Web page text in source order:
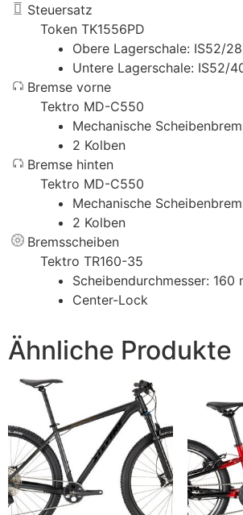
Steuersatz
Token TK1556PD
Obere Lagerschale: IS52/
Untere Lagerschale: IS52/
Bremse vorne
Tektro MD-C550
Mechanische
2 Kolben
Bremse hinten
Tektro MD-C550
Mechanische
2 Kolben
Bremsscheiben
Tektro TR160-35
Scheibendurchmesser: 160
Center-Lock
Ähnliche Produkte